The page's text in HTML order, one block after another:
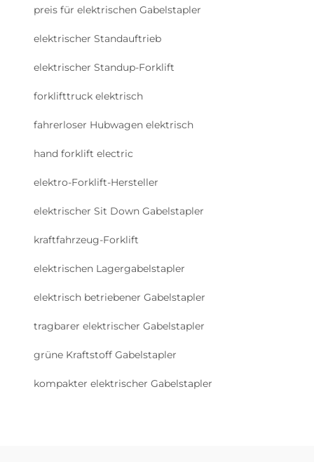
preis für elektrischen Gabelstapler
elektrischer Standauftrieb
elektrischer Standup-Forklift
forklifttruck elektrisch
fahrerloser Hubwagen elektrisch
hand forklift electric
elektro-Forklift-Hersteller
elektrischer Sit Down Gabelstapler
kraftfahrzeug-Forklift
elektrischen Lagergabelstapler
elektrisch betriebener Gabelstapler
tragbarer elektrischer Gabelstapler
grüne Kraftstoff Gabelstapler
kompakter elektrischer Gabelstapler